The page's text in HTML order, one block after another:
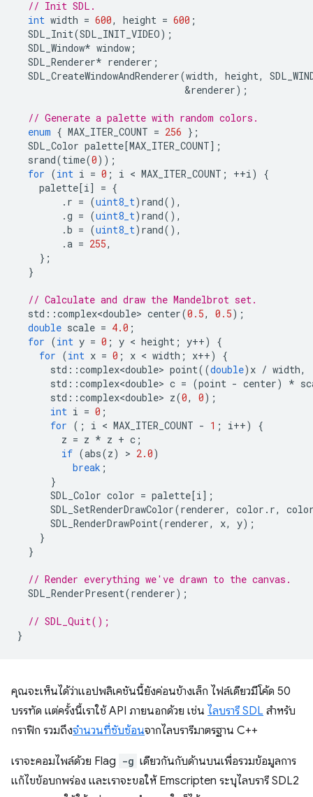
// Init SDL.
int width = 600, height = 600 ;
SDL_Init(SDL_INIT_VIDEO);
SDL_Window* window ;
SDL_Renderer* renderer ;
SDL_CreateWindowAndRenderer(width, height,
&renderer);
// Generate a palette with random colors.
enum { MAX_ITER_COUNT = 256 };
SDL_Color palette [MAX_ITER_COUNT];
srand(time(0));
for (int i = 0 ; i < MAX_ITER_COUNT ; ++i)
{
palette [i] = {
. r = (uint8_t) rand(),
.g = (uint8_t) rand(),
.b = (uint8_t) rand(),
.a = 255,
};
}
// Calculate and draw the Mandelbrot set.
std ::complex<double> center(0.5, 0.5);
double scale = 4.0 ;
for (int y = 0 ; y < height ; y++)
{
for (int x = 0 ; x < width ; x++)
{
std ::complex<double> point((double) x / width,
std ::complex<double> c = (point - center) *
std ::complex<double> z(0, 0);
int i = 0 ;
for (; i < MAX_ITER_COUNT - 1 ; i++)
{
z = z * z + c ;
if (abs(z) > 2.0)
break ;
}
SDL_Color color = palette [i];
SDL_SetRenderDrawColor(renderer, color . r,
SDL_RenderDrawPoint(renderer, x, y);
}
}
// Render everything we've drawn to the canvas.
SDL_RenderPresent(renderer);
// SDL_Quit();
}
คุณจะเห็นได้ว่าแอปพลิเคชันนี้ยังค่อนข้างเล็ก ไฟล์เดียวมีโค้ด 50
บรรทัด แต่ครั้งนี้เราใช้ API ภายนอกด้วย เช่น ไลบรารี SDL สำหรับ
กราฟิก รวมถึงจํานวนที่ซับซ้อนจากไลบรารีมาตรฐาน C++
เราจะคอมไพล์ด้วย Flag -g เดียวกันกับด้านบนเพื่อรวมข้อมูลการ
แก้ไขข้อบกพร่อง และเราจะขอให้ Emscripten ระบุไลบรารี SDL2